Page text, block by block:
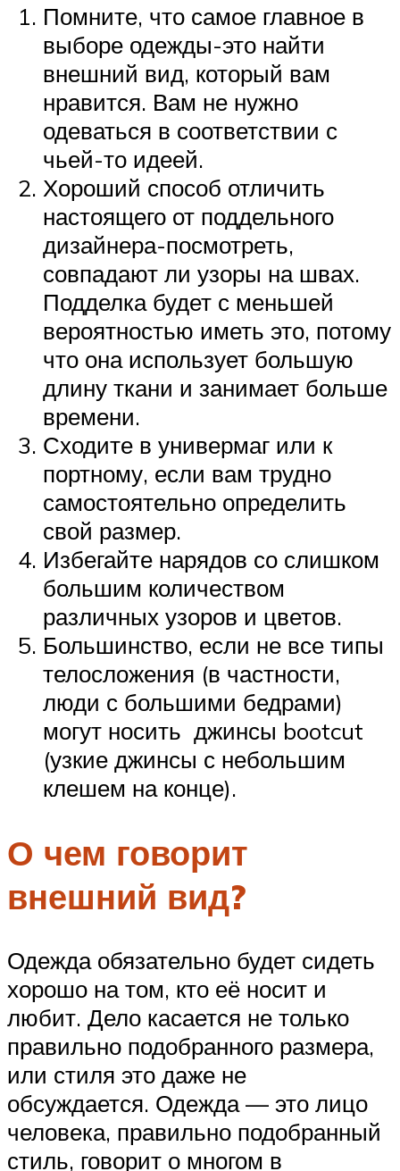
Помните, что самое главное в
выборе одежды-это найти
внешний вид, который вам
нравится. Вам не нужно
одеваться в соответствии с
чьей-то идеей.
Хороший способ отличить
настоящего от поддельного
дизайнера-посмотреть,
совпадают ли узоры на швах.
Подделка будет с меньшей
вероятностью иметь это, потому
что она использует большую
длину ткани и занимает больше
времени.
Сходите в универмаг или к
портному, если вам трудно
самостоятельно определить
свой размер.
Избегайте нарядов со слишком
большим количеством
различных узоров и цветов.
Большинство, если не все типы
телосложения (в частности,
люди с большими бедрами)
могут носить джинсы bootcut
(узкие джинсы с небольшим
клешем на конце).
О чем говорит
внешний вид?
Одежда обязательно будет сидеть
хорошо на том, кто её носит и
любит. Дело касается не только
правильно подобранного размера,
или стиля это даже не
обсуждается. Одежда — это лицо
человека, правильно подобранный
стиль, говорит о многом в